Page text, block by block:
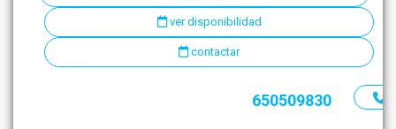
ver disponibilidad
contactar
650509830